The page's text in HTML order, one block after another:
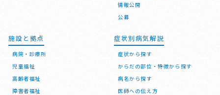
情報公開
公募
施設と拠点
病院・診療所
児童福祉
高齢者福祉
障害者福祉
症状別病気解説
症状から探す
からだの部位・特徴から探す
病名から探す
医師への伝え方